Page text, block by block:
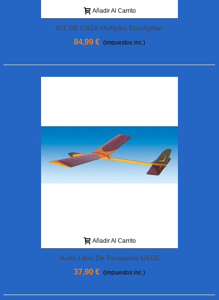
Añadir Al Carrito
KIT DE CAZA Multiplex Eurofighter
84,99 € (impuestos inc.)
Añadir Al Carrito
Vuelo Libre De Parapente GEGE
37,90 € (impuestos inc.)